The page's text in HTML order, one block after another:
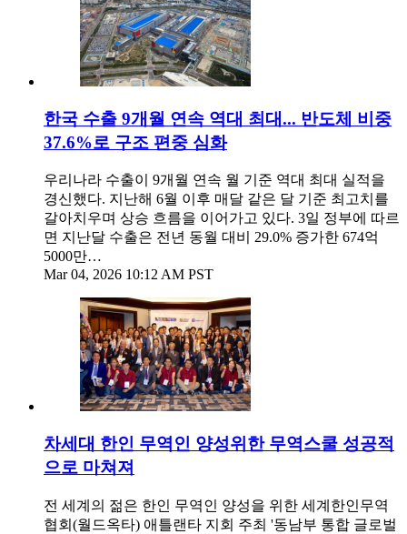
한국 수출 9개월 연속 역대 최대... 반도체 비중
37.6%로 구조 편중 심화
우리나라 수출이 9개월 연속 월 기준 역대 최대 실적을
경신했다. 지난해 6월 이후 매달 같은 달 기준 최고치를
갈아치우며 상승 흐름을 이어가고 있다. 3일 정부에 따르
면 지난달 수출은 전년 동월 대비 29.0% 증가한 674억
5000만…
Mar 04, 2026 10:12 AM PST
차세대 한인 무역인 양성위한 무역스쿨 성공적
으로 마쳐져
전 세계의 젊은 한인 무역인 양성을 위한 세계한인무역
협회(월드옥타) 애틀랜타 지회 주최 '동남부 통합 글로벌